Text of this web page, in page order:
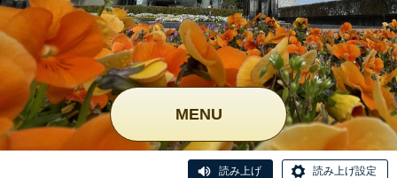
MENU
読み上げ 読み上げ設定